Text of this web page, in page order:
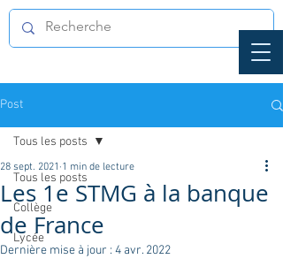
Post
Tous les posts
Collège
Lycée
Tous les posts
Les 1e STMG à la banque
de France
28 sept. 2021 1 min de lecture
Dernière mise à jour : 4 avr. 2022